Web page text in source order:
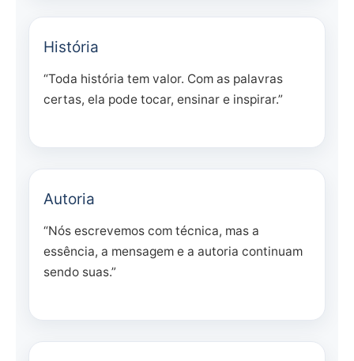
História
“Toda história tem valor. Com as palavras
certas, ela pode tocar, ensinar e inspirar.”
Autoria
“Nós escrevemos com técnica, mas a
essência, a mensagem e a autoria continuam
sendo suas.”